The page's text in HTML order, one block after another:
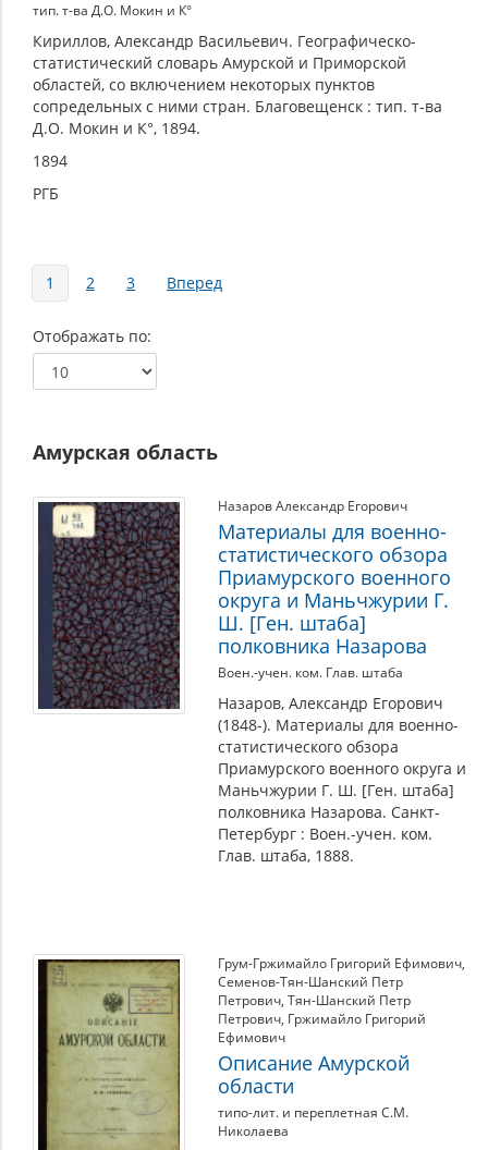
тип. т-ва Д.О. Мокин и К°
Кириллов, Александр Васильевич. Географическо-
статистический словарь Амурской и Приморской
областей, со включением некоторых пунктов
сопредельных с ними стран. Благовещенск : тип. т-ва
Д.О. Мокин и К°, 1894.
1894
РГБ
Страницы
1 2 3 Вперед
Отображать по
Амурская область
Назаров Александр Егорович
Материалы для военно-
статистического обзора
Приамурского военного
округа и Маньчжурии Г.
Ш. [Ген. штаба]
полковника Назарова
Воен.-учен. ком. Глав. штаба
Назаров, Александр Егорович
(1848-). Материалы для военно-
статистического обзора
Приамурского военного округа и
Маньчжурии Г. Ш. [Ген. штаба]
полковника Назарова. Санкт-
Петербург : Воен.-учен. ком.
Глав. штаба, 1888.
Грум-Гржимайло Григорий Ефимович,
Семенов-Тян-Шанский Петр
Петрович, Тян-Шанский Петр
Петрович, Гржимайло Григорий
Ефимович
Описание Амурской
области
типо-лит. и переплетная С.М.
Николаева